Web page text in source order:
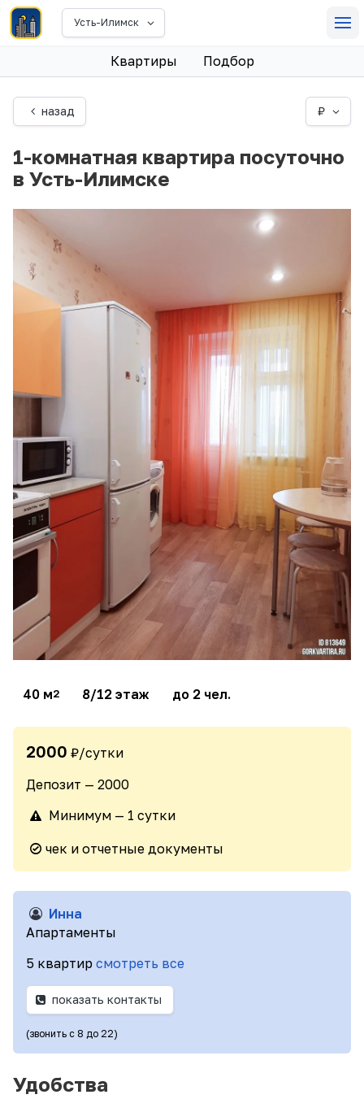
Усть-Илимск
Квартиры Подбор
назад ₽
1-комнатная квартира посуточно
в Усть-Илимске
40 м2 8/12 этаж до 2 чел.
2000 ₽/сутки
Депозит — 2000
Минимум — 1 сутки
чек и отчетные документы
Инна
Апартаменты
5 квартир смотреть все
показать контакты
(звонить с 8 до 22)
Удобства